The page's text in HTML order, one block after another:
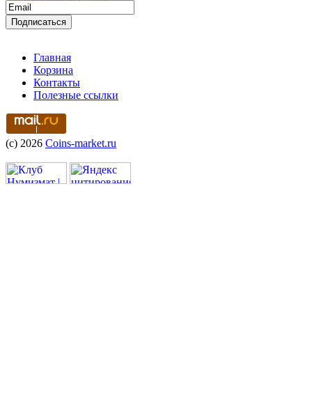
Главная
Корзина
Контакты
Полезные ссылки
(c) 2026 Coins-market.ru